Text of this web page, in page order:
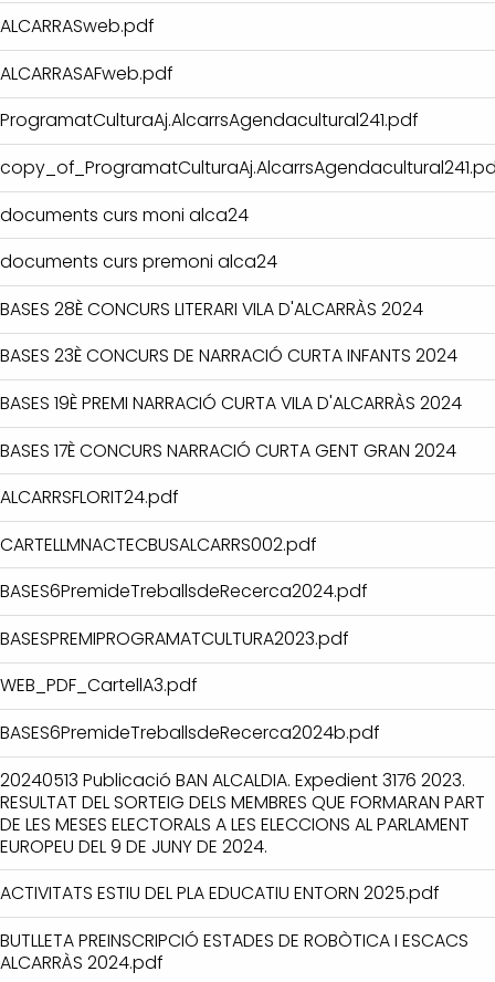
ALCARRASweb.pdf
ALCARRASAFweb.pdf
ProgramatCulturaAj.AlcarrsAgendacultural241.pdf
documents curs moni alca24
documents curs premoni alca24
BASES 28È CONCURS LITERARI VILA D'ALCARRÀS 2024
BASES 23È CONCURS DE NARRACIÓ CURTA INFANTS 2024
BASES 19È PREMI NARRACIÓ CURTA VILA D'ALCARRÀS 2024
BASES 17È CONCURS NARRACIÓ CURTA GENT GRAN 2024
ALCARRSFLORIT24.pdf
CARTELLMNACTECBUSALCARRS002.pdf
BASES6PremideTreballsdeRecerca2024.pdf
BASESPREMIPROGRAMATCULTURA2023.pdf
WEB_PDF_CartellA3.pdf
BASES6PremideTreballsdeRecerca2024b.pdf
20240513 Publicació BAN ALCALDIA. Expedient 3176 2023.
RESULTAT DEL SORTEIG DELS MEMBRES QUE FORMARAN PART
DE LES MESES ELECTORALS A LES ELECCIONS AL PARLAMENT
EUROPEU DEL 9 DE JUNY DE 2024.
ACTIVITATS ESTIU DEL PLA EDUCATIU ENTORN 2025.pdf
BUTLLETA PREINSCRIPCIÓ ESTADES DE ROBÒTICA I ESCACS
ALCARRÀS 2024.pdf